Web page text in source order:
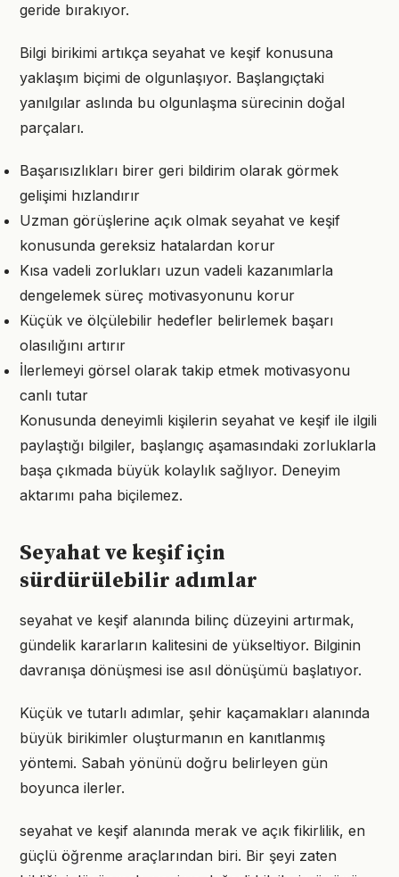
geride bırakıyor.
Bilgi birikimi artıkça seyahat ve keşif konusuna
yaklaşım biçimi de olgunlaşıyor. Başlangıçtaki
yanılgılar aslında bu olgunlaşma sürecinin doğal
parçaları.
Başarısızlıkları birer geri bildirim olarak görmek
gelişimi hızlandırır
Uzman görüşlerine açık olmak seyahat ve keşif
konusunda gereksiz hatalardan korur
Kısa vadeli zorlukları uzun vadeli kazanımlarla
dengelemek süreç motivasyonunu korur
Küçük ve ölçülebilir hedefler belirlemek başarı
olasılığını artırır
İlerlemeyi görsel olarak takip etmek motivasyonu
canlı tutar
Konusunda deneyimli kişilerin seyahat ve keşif ile ilgili
paylaştığı bilgiler, başlangıç aşamasındaki zorluklarla
başa çıkmada büyük kolaylık sağlıyor. Deneyim
aktarımı paha biçilemez.
Seyahat ve keşif için
sürdürülebilir adımlar
seyahat ve keşif alanında bilinç düzeyini artırmak,
gündelik kararların kalitesini de yükseltiyor. Bilginin
davranışa dönüşmesi ise asıl dönüşümü başlatıyor.
Küçük ve tutarlı adımlar, şehir kaçamakları alanında
büyük birikimler oluşturmanın en kanıtlanmış
yöntemi. Sabah yönünü doğru belirleyen gün
boyunca ilerler.
seyahat ve keşif alanında merak ve açık fikirlilik, en
güçlü öğrenme araçlarından biri. Bir şeyi zaten